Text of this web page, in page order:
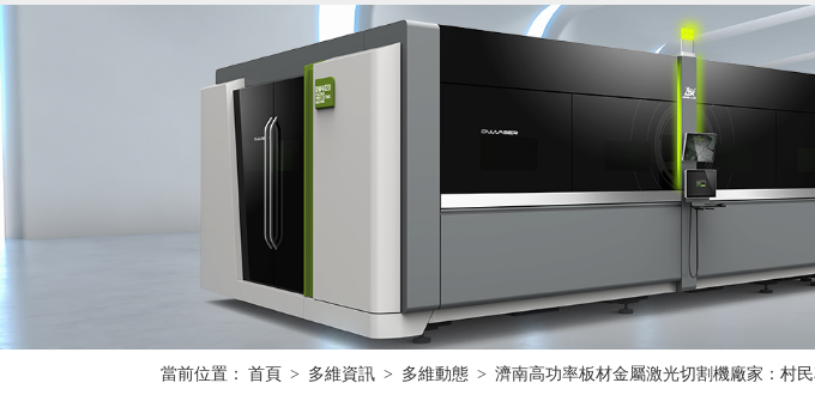
當前位置： 首頁 > 多維資訊 > 多維動態 > 濟南高功率板材金屬激光切割機廠家：村